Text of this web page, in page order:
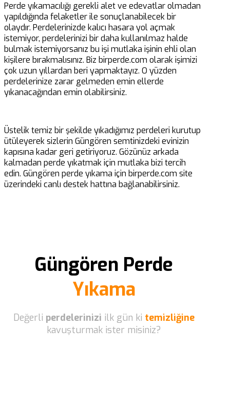
Perde yıkamacılığı gerekli alet ve edevatlar olmadan
yapıldığında felaketler ile sonuçlanabilecek bir
olaydır. Perdelerinizde kalıcı hasara yol açmak
istemiyor, perdelerinizi bir daha kullanılmaz halde
bulmak istemiyorsanız bu işi mutlaka işinin ehli olan
kişilere bırakmalısınız. Biz birperde.com olarak işimizi
çok uzun yıllardan beri yapmaktayız. O yüzden
perdelerinize zarar gelmeden emin ellerde
yıkanacağından emin olabilirsiniz.
Üstelik temiz bir şekilde yıkadığımız perdeleri kurutup
ütüleyerek sizlerin Güngören semtinizdeki evinizin
kapısına kadar geri getiriyoruz. Gözünüz arkada
kalmadan perde yıkatmak için mutlaka bizi tercih
edin. Güngören perde yıkama için birperde.com site
üzerindeki canlı destek hattına bağlanabilirsiniz.
Güngören Perde
Yıkama
Değerli perdelerinizi ilk gün ki temizliğine
kavuşturmak ister misiniz?